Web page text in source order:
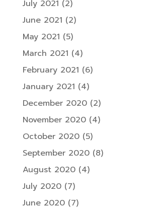
July 2021 (2)
June 2021 (2)
May 2021 (5)
March 2021 (4)
February 2021 (6)
January 2021 (4)
December 2020(2)
November 2020(4)
October 2020(5)
September 2020(8)
August 2020(4)
July 2020(7)
June 2020(7)